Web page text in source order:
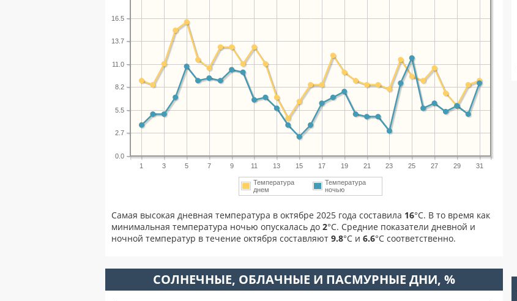
1 3 5 7 9 11 13 15 17 19 21 23 25 27 29 31
0.0
2.7
5.5
8.2
11.0
13.7
16.5
Температура
днем
Температура
ночью
Самая высокая дневная температура в октябре 2025 года составила 16°С. В то время как
минимальная температура ночью опускалась до 2°C. Средние показатели дневной и
ночной температур в течение октября составляют 9.8°С и 6.6°С соответственно.
CОЛНЕЧНЫЕ, ОБЛАЧНЫЕ И ПАСМУРНЫЕ ДНИ, %